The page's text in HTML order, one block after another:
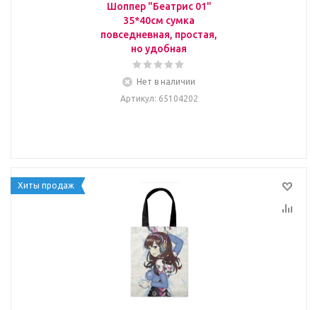
Шоппер "Беатрис 01"
35*40см сумка
повседневная, простая,
но удобная
Нет в наличии
Артикул: 65104202
Хиты продаж